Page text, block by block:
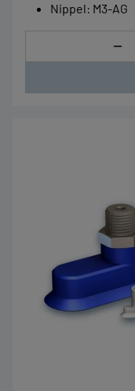
Nippel: M3-AG